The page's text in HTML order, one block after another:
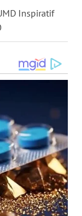
Inspiratif